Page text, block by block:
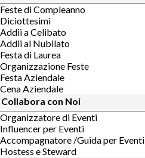
Feste di Compleanno
Diciottesimi
Addii a Celibato
Addii al Nubilato
Festa di Laurea
Organizzazione Feste
Festa Aziendale
Cena Aziendale
Collabora con Noi
Organizzatore di Eventi
Influencer per Eventi
Accompagnatore /Guida per Eventi
Hostess e Steward